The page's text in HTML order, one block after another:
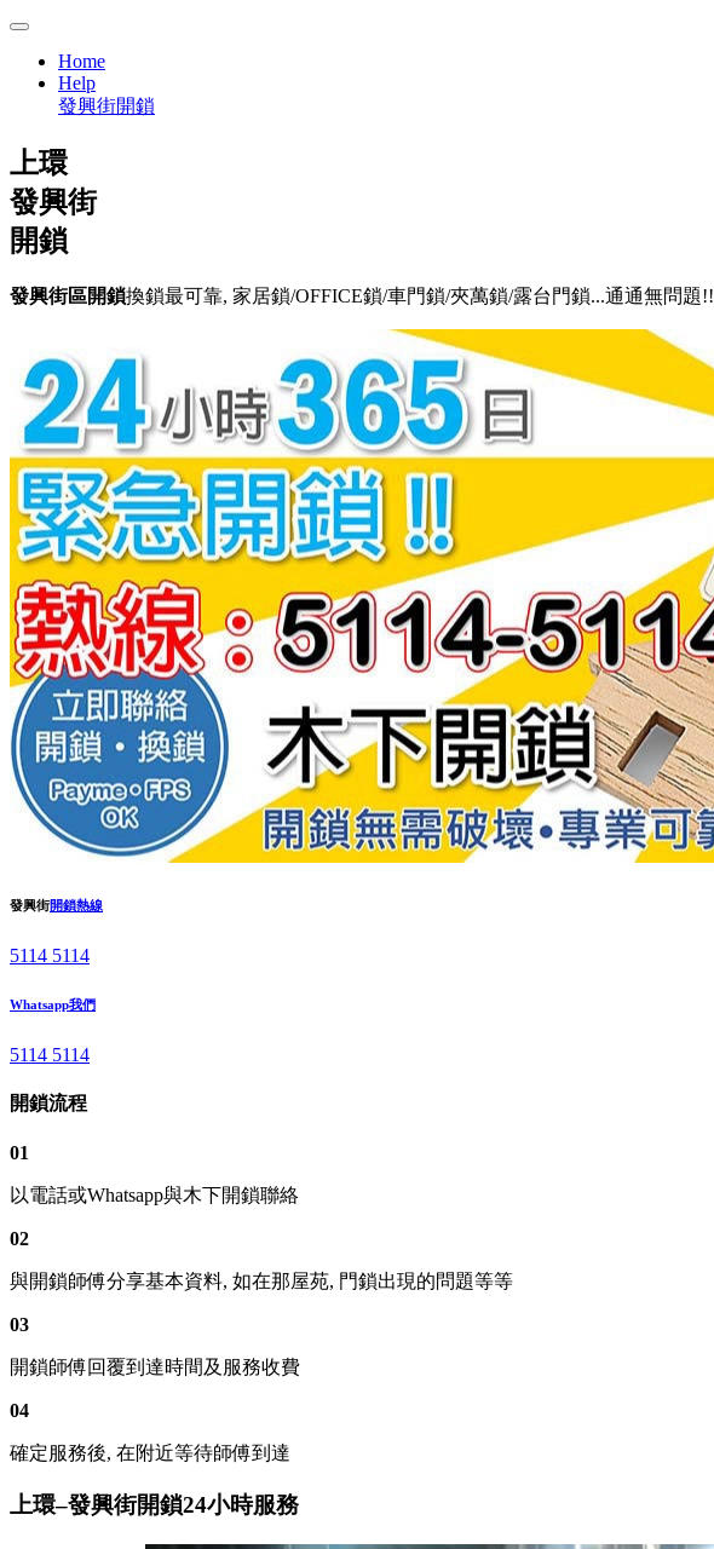
Home
Help
發興街開鎖
上環
發興街
開鎖
發興街區開鎖換鎖最可靠, 家居鎖/OFFICE鎖/車門鎖/夾萬鎖/露台門鎖...通通無問題!!
發興街開鎖熱線
5114 5114
Whatsapp我們
5114 5114
開鎖流程
01
以電話或Whatsapp與木下開鎖聯絡
02
與開鎖師傅分享基本資料, 如在那屋苑, 門鎖出現的問題等等
03
開鎖師傅回覆到達時間及服務收費
04
確定服務後, 在附近等待師傅到達
上環–發興街開鎖24小時服務